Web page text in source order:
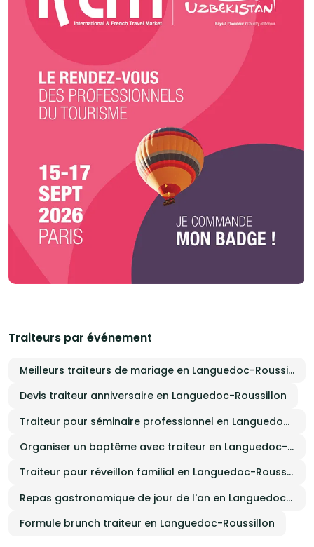
Traiteurs par événement
Meilleurs traiteurs de mariage en Languedoc-Roussillon
Devis traiteur anniversaire en Languedoc-Roussillon
Traiteur pour séminaire professionnel en Languedoc-Roussillon
Organiser un baptême avec traiteur en Languedoc-Roussillon
Traiteur pour réveillon familial en Languedoc-Roussillon
Repas gastronomique de jour de l'an en Languedoc-Roussillon
Formule brunch traiteur en Languedoc-Roussillon